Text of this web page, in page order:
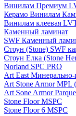
Винилам Премиум
Керамо Винилам
Винилам клеевая
Каменный ламинат
SWF Каменный
Стоун (Stone) SWF
Стоун Елка (Stone
Norland SPC PRO
Art East
Art Stone Armor
Art Sone Armor
Stone Floor MSPC
Stone Floor 6 MSPC